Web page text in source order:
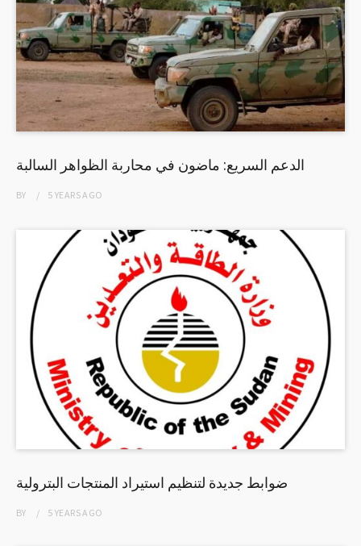
الدعم السريع: ماضون في محاربة الظواهر السالبة
BY 5 YEARSAGO
ضوابط جديدة لتنظيم استيراد المنتجات البترولية
BY 5 YEARSAGO